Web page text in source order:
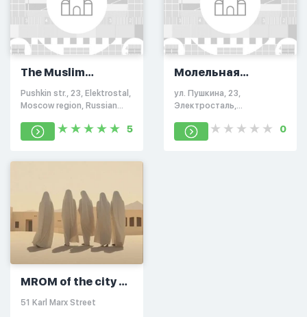
The Muslim
community
Elektrostal
Pushkin str., 23, Elektrostal,
Moscow region, Russian
5
Молельная
комната
ул. Пушкина, 23,
Электросталь,
144005
0
MROM of the city of
Elektrostal
51 Karl Marx Street